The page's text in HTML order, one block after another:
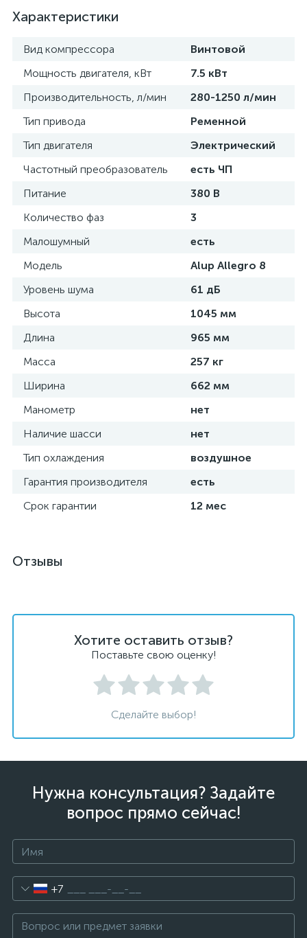
Характеристики
Вид компрессора
Винтовой
Мощность двигателя, кВт
7.5 кВт
Производительность, л/мин
280-1250 л/мин
Тип привода
Ременной
Тип двигателя
Электрический
Частотный преобразователь
есть ЧП
Питание
380 В
Количество фаз
3
Малошумный
есть
Модель
Alup Allegro 8
Уровень шума
61 дБ
Высота
1045 мм
Длина
965 мм
Масса
257 кг
Ширина
662 мм
Манометр
нет
Наличие шасси
нет
Тип охлаждения
воздушное
Гарантия производителя
есть
Срок гарантии
12 мес
Отзывы
Хотите оставить отзыв?
Поставьте свою оценку!
Сделайте выбор!
Нужна консультация? Задайте
вопрос прямо сейчас!
+7